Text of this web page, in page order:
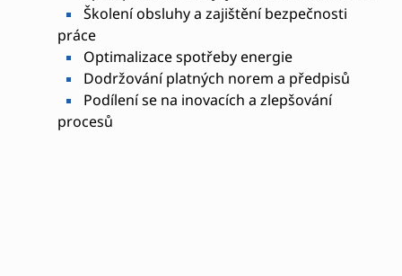
Školení obsluhy a zajištění bezpečnosti
práce
Optimalizace spotřeby energie
Dodržování platných norem a předpisů
Podílení se na inovacích a zlepšování
procesů